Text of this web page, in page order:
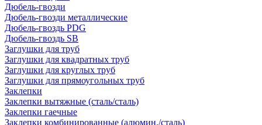
Дюбель-гвозди
Дюбель-гвозди металлические
Дюбель-гвоздь PDG
Дюбель-гвоздь SB
Заглушки для труб
Заглушки для квадратных труб
Заглушки для круглых труб
Заглушки для прямоугольных труб
Заклепки
Заклепки вытяжные (сталь/сталь)
Заклепки гаечные
Заклепки комбинированные (алюмин./сталь)